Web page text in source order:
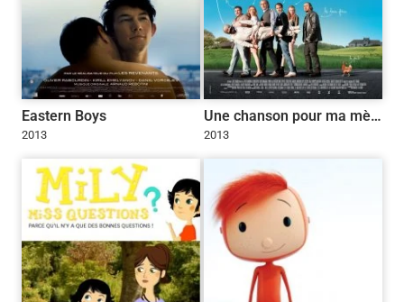
Eastern Boys
2013
Une chanson pour ma mère
2013